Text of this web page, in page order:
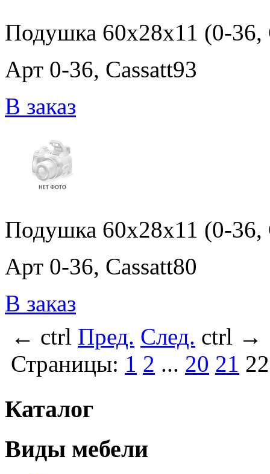
Подушка 60x28x11 (0-36,
Арт 0-36, Cassatt93
В заказ
Подушка 60x28x11 (0-36,
Арт 0-36, Cassatt80
В заказ
← ctrl Пред. След. ctrl →
Страницы: 1 2 ... 20 21 22
Каталог
Виды мебели